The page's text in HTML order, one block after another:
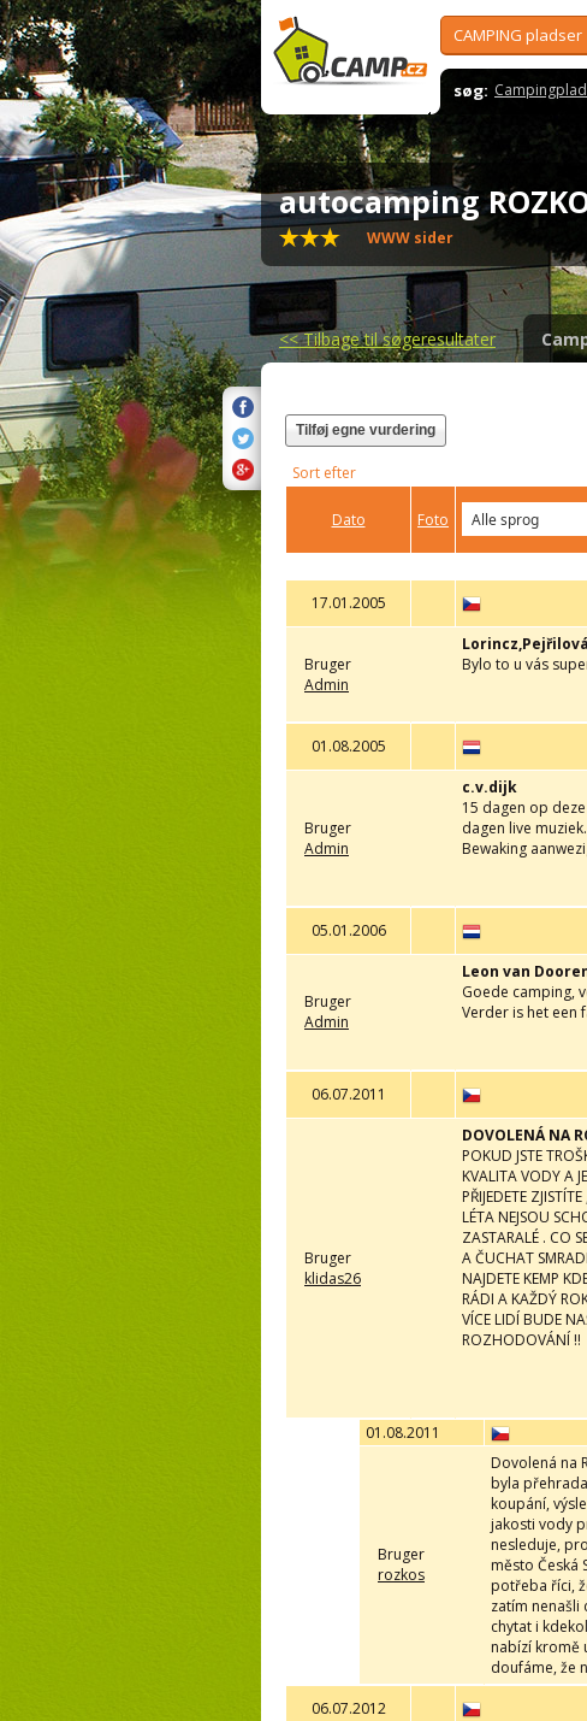
CAMPING pladser
søg:
autocamping
WWW sider
<<Tilbage til søgeresultater
Tilføj egne vurdering
Sort efter
Dato Foto
17.01.2005
Bruger
Admin
Bylo to u vás
01.08.2005
Bruger
Admin
c.v.dijk
15 dagen op
dagen live
Bewaking
05.01.2006
Bruger
Admin
Leon van
Goede camping,
Verder is het een
06.07.2011
Bruger
klidas26
DOVOLENÁ NA
POKUD JSTE
KVALITA VODY A
PŘIJEDETE
LÉTA NEJSOU
ZASTARALÉ . CO
A ČUCHAT
NAJDETE KEMP
RÁDI A KAŽDÝ
VÍCE LIDÍ BUDE
ROZHODOVÁNÍ !!
01.08.2011
Bruger
rozkos
Dovolená na
byla
koupání,
jakosti vody
nesleduje,
město Česká
potřeba říci,
zatím nenašli
chytat i
nabízí kromě
doufáme, že
06.07.2012